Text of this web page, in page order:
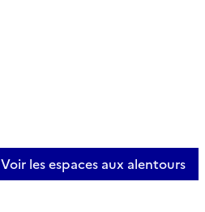
Voir les espaces aux alentours